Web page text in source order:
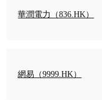
華潤電力（836.HK）
網易（9999.HK）